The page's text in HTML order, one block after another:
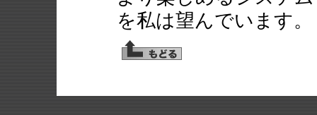
を私は望んでいます。